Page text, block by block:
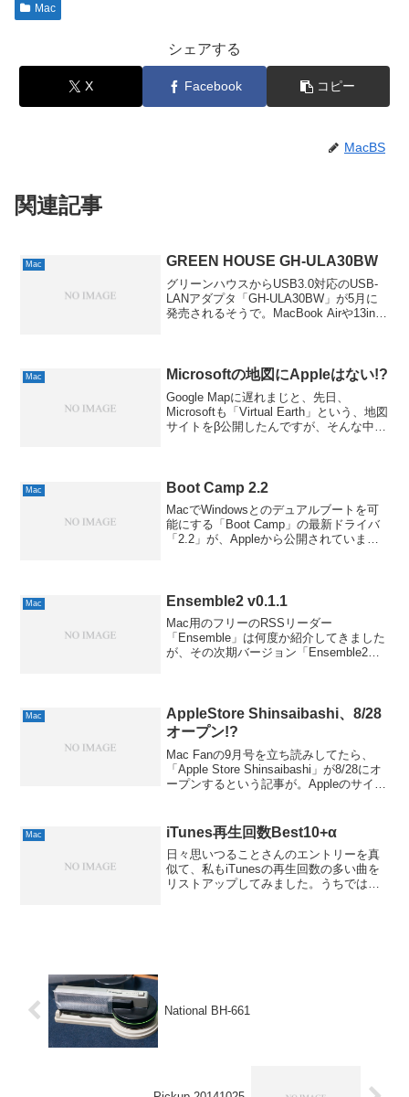
Mac
シェアする
X Facebook コピー
MacBS
関連記事
Mac GREEN HOUSE GH-ULA30BW
グリーンハウスからUSB3.0対応のUSB-
LANアダプタ「GH-ULA30BW」が5月に
発売されるそうで。MacBook Airや13inch
Mac Microsoftの地図にAppleはない!?
Google Mapに遅れまじと、先日、
Microsoftも「Virtual Earth」という、地図
サイトをβ公開したんですが、そんな中、
Mac Boot Camp 2.2
MacでWindowsとのデュアルブートを可
能にする「Boot Camp」の最新ドライバ
「2.2」が、Appleから公開されていま
Mac Ensemble2 v0.1.1
Mac用のフリーのRSSリーダー
「Ensemble」は何度か紹介してきました
が、その次期バージョン「Ensemble2」
やっぱ...
Mac
AppleStore Shinsaibashi、8/28
オープン!?
Mac Fanの9月号を立ち読みしてたら、
「Apple Store Shinsaibashi」が8/28にオ
ープンするという記事が。Appleのサイト
だし、確率は高そう...
Mac iTunes再生回数Best10+α
日々思いつることさんのエントリーを真
似て、私もiTunesの再生回数の多い曲を
リストアップしてみました。うちでは、
National BH-661